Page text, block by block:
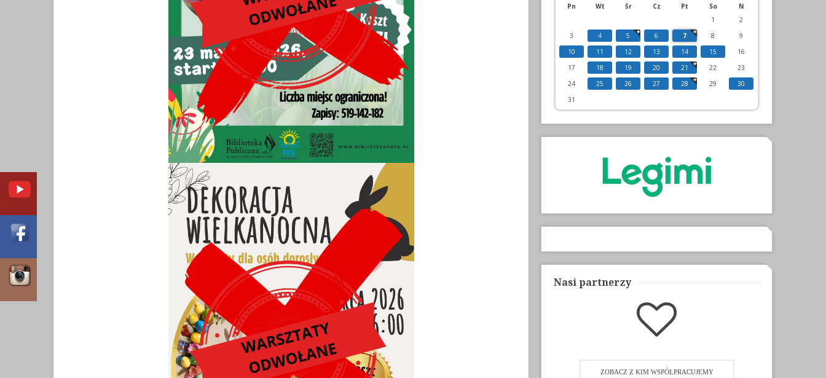
Pn Wt Śr Cz Pt So
N
1
2
3
4 5 6 7 8
9
10
11 12 13 14 15
16
17
18 19 20 21 22
23
24
25 26 27 28 29
30
31
Nasi partnerzy
ZOBACZ Z KIM WSPÓŁPRACUJEMY